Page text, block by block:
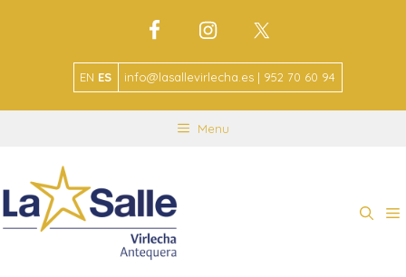
EN ES info@lasallevirlecha.es | 952 70 60 94
Menu